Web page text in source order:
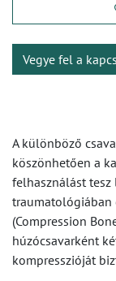
Vegye fel a
A különböző
köszönhetően a
felhasználást
traumatológiában
(Compression
húzócsavarként
kompresszióját